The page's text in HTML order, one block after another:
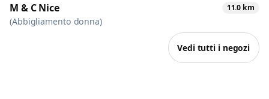
M & C Nice 11.0 km
(Abbigliamento donna)
Vedi tutti i negozi